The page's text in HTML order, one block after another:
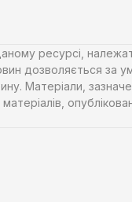
ресурсі,
дозволяється
Матеріали,
матеріалів,